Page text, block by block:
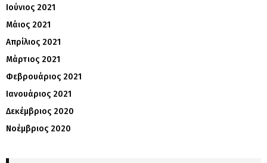
Ιούνιος 2021
Μάιος 2021
Απρίλιος 2021
Μάρτιος 2021
Φεβρουάριος 2021
Ιανουάριος 2021
Δεκέμβριος 2020
Νοέμβριος 2020